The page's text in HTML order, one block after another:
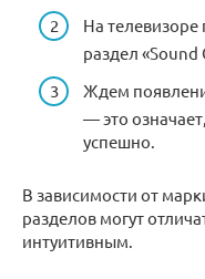
На
раздел «Sound
Ждем
— это
успешно.
В зависимости от
разделов могут
интуитивным.